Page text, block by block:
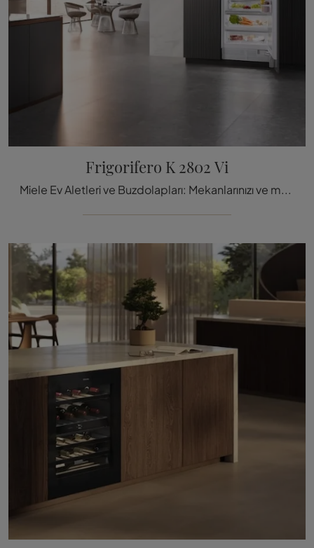
Frigorifero K 2802 Vi
Miele Ev Aletleri ve Buzdolapları: Mekanlarınızı ve mutfağınızı Miele Buzdolabı K 2802 Vi model